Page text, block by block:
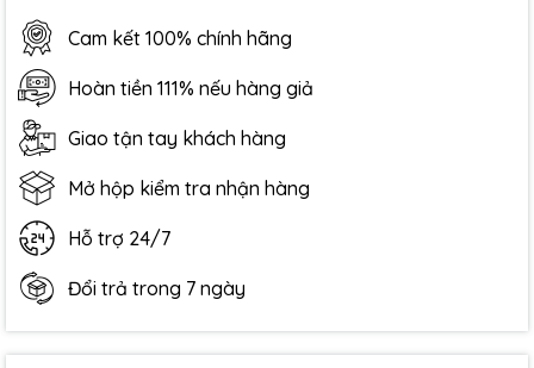
Cam kết 100% chính hãng
Hoàn tiền 111% nếu hàng giả
Giao tận tay khách hàng
Mở hộp kiểm tra nhận hàng
Hỗ trợ 24/7
Đổi trả trong 7 ngày